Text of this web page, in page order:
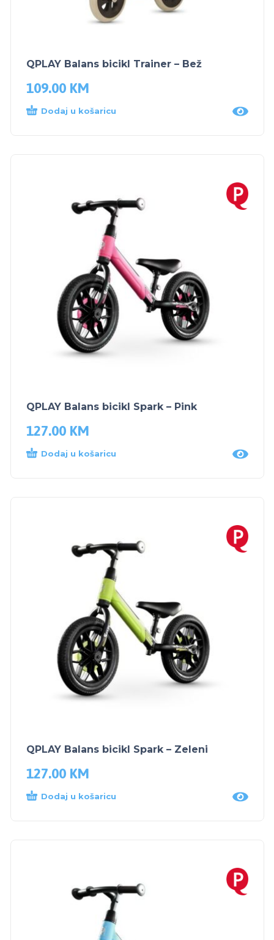
QPLAY Balans bicikl Trainer – Bež
109.00 KM
Dodaj u košaricu
QPLAY Balans bicikl Spark – Pink
127.00 KM
Dodaj u košaricu
QPLAY Balans bicikl Spark – Zeleni
127.00 KM
Dodaj u košaricu